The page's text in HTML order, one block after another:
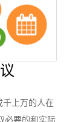
千上万的人在
必要的和实际